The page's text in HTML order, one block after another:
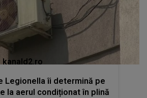
kanald2.ro
Legionella îi determină pe
la aerul condiționat în plină